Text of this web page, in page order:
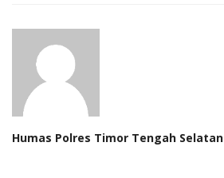
Humas Polres Timor Tengah Selatan